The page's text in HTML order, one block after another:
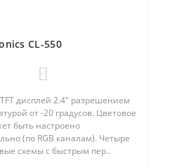
CL-550
дисплей 2.4" разрешением
от -20 градусов. Цветовое
быть настроено
(по RGB каналам). Четыре
схемы с быстрым пер..